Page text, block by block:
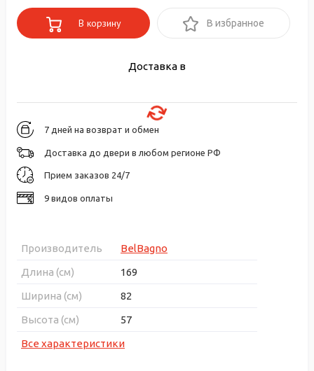
В корзину В избранное
Доставка в
7 дней на возврат и обмен
Доставка до двери в любом регионе РФ
Прием заказов 24/7
9 видов оплаты
Производитель
BelBagno
Длина (см)
169
Ширина (см)
82
Высота (см)
57
Все характеристики